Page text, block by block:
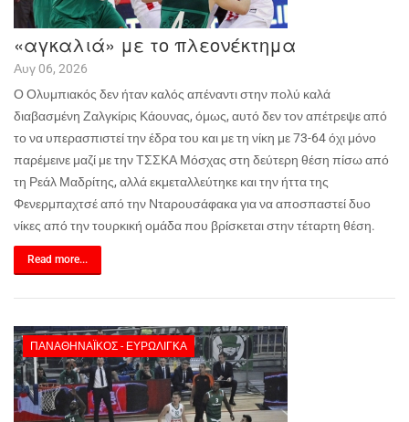
«αγκαλιά» με το πλεονέκτημα
Αυγ 06, 2026
Ο Ολυμπιακός δεν ήταν καλός απέναντι στην πολύ καλά
διαβασμένη Ζαλγκίρις Κάουνας, όμως, αυτό δεν τον απέτρεψε από
το να υπερασπιστεί την έδρα του και με τη νίκη με 73-64 όχι μόνο
παρέμεινε μαζί με την ΤΣΣΚΑ Μόσχας στη δεύτερη θέση πίσω από
τη Ρεάλ Μαδρίτης, αλλά εκμεταλλεύτηκε και την ήττα της
Φενερμπαχτσέ από την Νταρουσάφακα για να αποσπαστεί δυο
νίκες από την τουρκική ομάδα που βρίσκεται στην τέταρτη θέση.
Read more...
ΠΑΝΑΘΗΝΑΪΚΌΣ - ΕΥΡΩΛΊΓΚΑ